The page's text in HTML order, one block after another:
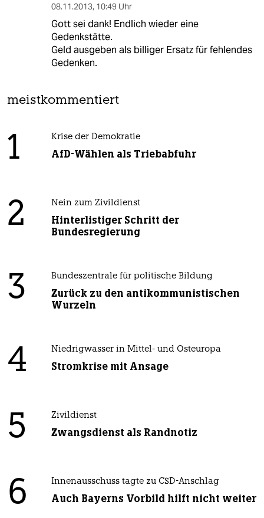
08.11.2013, 10:49 Uhr
Gott sei dank! Endlich wieder eine
Gedenkstätte.
Geld ausgeben als billiger Ersatz für fehlendes
Gedenken.
meistkommentiert
1 Krise der Demokratie
AfD-Wählen als Triebabfuhr
2 Nein zum Zivildienst
Hinterlistiger Schritt der
Bundesregierung
3 Bundeszentrale für politische Bildung
Zurück zu den antikommunistischen
Wurzeln
4 Niedrigwasser in Mittel- und Osteuropa
Stromkrise mit Ansage
5 Zivildienst
Zwangsdienst als Randnotiz
6 Innenausschuss tagte zu CSD-Anschlag
Auch Bayerns Vorbild hilft nicht weiter